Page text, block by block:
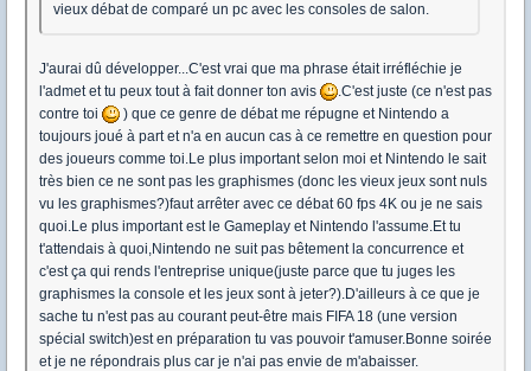
vieux débat de comparé un pc avec les consoles de salon.
J'aurai dû développer...C'est vrai que ma phrase était irréfléchie je
l'admet et tu peux tout à fait donner ton avis
.C'est juste (ce n'est pas
contre toi
) que ce genre de débat me répugne et Nintendo a
toujours joué à part et n'a en aucun cas à ce remettre en question pour
des joueurs comme toi.Le plus important selon moi et Nintendo le sait
très bien ce ne sont pas les graphismes (donc les vieux jeux sont nuls
vu les graphismes?)faut arrêter avec ce débat 60 fps 4K ou je ne sais
quoi.Le plus important est le Gameplay et Nintendo l'assume.Et tu
t'attendais à quoi,Nintendo ne suit pas bêtement la concurrence et
c'est ça qui rends l'entreprise unique(juste parce que tu juges les
graphismes la console et les jeux sont à jeter?).D'ailleurs à ce que je
sache tu n'est pas au courant peut-être mais FIFA 18 (une version
spécial switch)est en préparation tu vas pouvoir t'amuser.Bonne soirée
et je ne répondrais plus car je n'ai pas envie de m'abaisser.